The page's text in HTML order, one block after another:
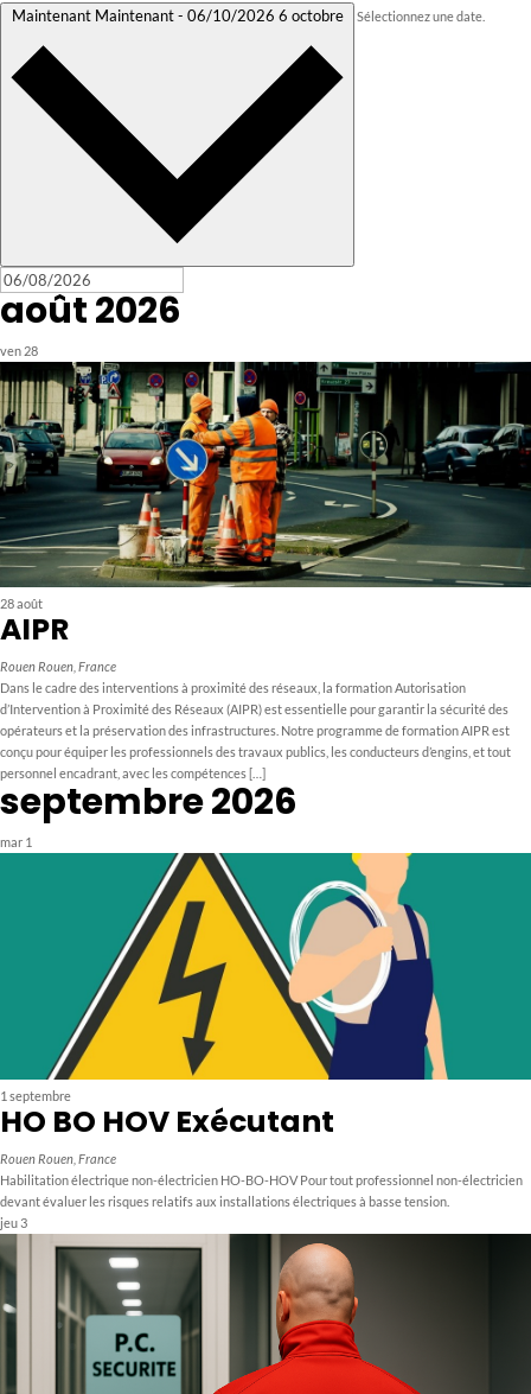
Maintenant Maintenant- 06/10/2026 6 octobre Sélectionnez une date.
août 2026
ven 28
28 août
AIPR
RouenRouen, France
Dans le cadre des interventions à proximité des réseaux, la formation Autorisation
d’Intervention à Proximité des Réseaux (AIPR) est essentielle pour garantir la sécurité des
opérateurs et la préservation des infrastructures. Notre programme de formation AIPR est
conçu pour équiper les professionnels des travaux publics, les conducteurs d’engins, et tout
personnel encadrant, avec les compétences […]
septembre 2026
mar 1
1 septembre
HO BO HOV Exécutant
RouenRouen, France
Habilitation électrique non-électricien HO-BO-HOV Pour tout professionnel non-électricien
devant évaluer les risques relatifs aux installations électriques à basse tension.
jeu3